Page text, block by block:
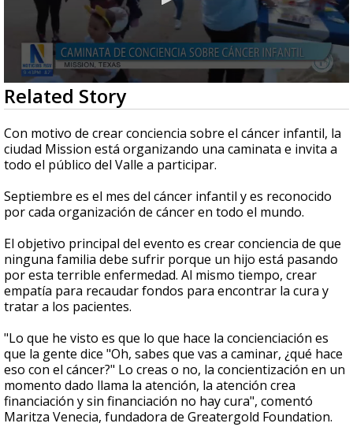
0
seconds
of
1
minute,
12
seconds
Related Story
Con motivo de crear conciencia sobre el cáncer infantil, la
ciudad Mission está organizando una caminata e invita a
todo el público del Valle a participar.
Septiembre es el mes del cáncer infantil y es reconocido
por cada organización de cáncer en todo el mundo.
El objetivo principal del evento es crear conciencia de que
ninguna familia debe sufrir porque un hijo está pasando
por esta terrible enfermedad. Al mismo tiempo, crear
empatía para recaudar fondos para encontrar la cura y
tratar a los pacientes.
"Lo que he visto es que lo que hace la concienciación es
que la gente dice "Oh, sabes que vas a caminar, ¿qué hace
eso con el cáncer?" Lo creas o no, la concientización en un
momento dado llama la atención, la atención crea
financiación y sin financiación no hay cura", comentó
Maritza Venecia, fundadora de Greatergold Foundation.